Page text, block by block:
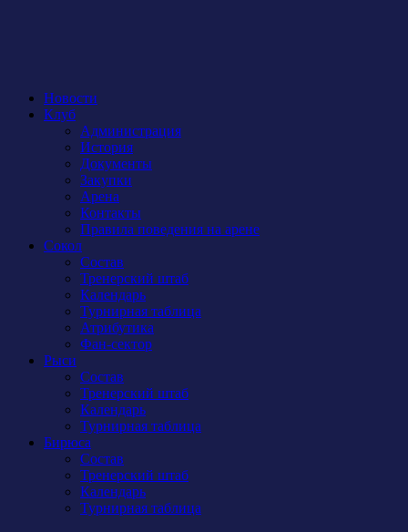
Новости
Клуб
Администрация
История
Документы
Закупки
Арена
Контакты
Правила поведения на арене
Сокол
Состав
Тренерский штаб
Календарь
Турнирная таблица
Атрибутика
Фан-сектор
Рыси
Состав
Тренерский штаб
Календарь
Турнирная таблица
Бирюса
Состав
Тренерский штаб
Календарь
Турнирная таблица